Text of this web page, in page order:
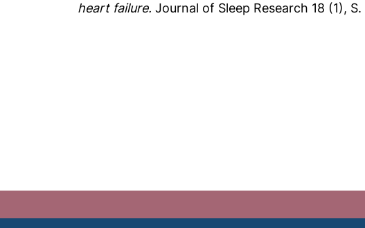
heart failure. Journal of Sleep Research 18 (1),